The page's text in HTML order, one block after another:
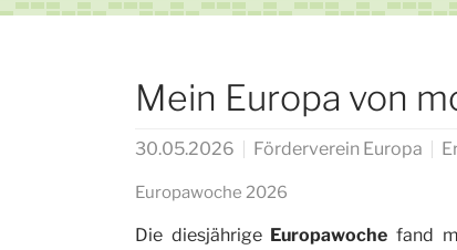
Mein Europa von
30.05.2026 Förderverein Europa
Europawoche 2026
Die diesjährige Europawochefand